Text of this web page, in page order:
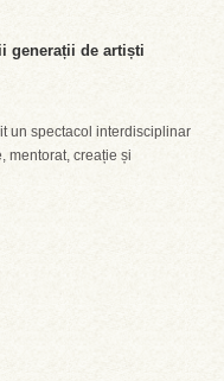
generații de artiști
un spectacol interdisciplinar
mentorat, creație și